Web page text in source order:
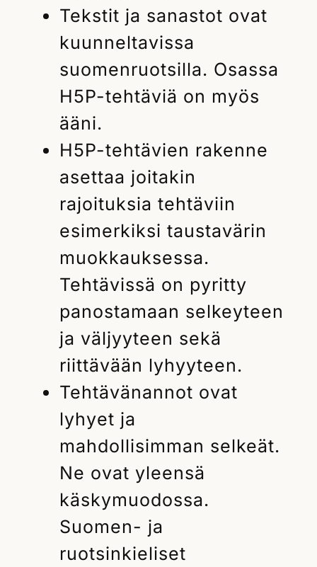
Tekstit ja sanastot ovat
kuunneltavissa
suomenruotsilla. Osassa
H5P-tehtäviä on myös
ääni.
H5P-tehtävien rakenne
asettaa joitakin
rajoituksia tehtäviin
esimerkiksi taustavärin
muokkauksessa.
Tehtävissä on pyritty
panostamaan selkeyteen
ja väljyyteen sekä
riittävään lyhyyteen.
Tehtävänannot ovat
lyhyet ja
mahdollisimman selkeät.
Ne ovat yleensä
käskymuodossa.
Suomen- ja
ruotsinkieliset